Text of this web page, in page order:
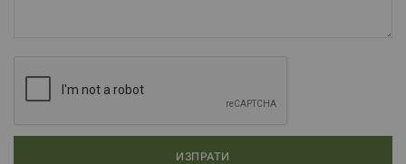
ИЗПРАТИ